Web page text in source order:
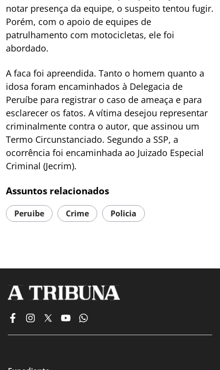
notar presença da equipe, o suspeito tentou fugir.
Porém, com o apoio de equipes de
patrulhamento com motocicletas, ele foi
abordado.
A faca foi apreendida. Tanto o homem quanto a
idosa foram encaminhados à Delegacia de
Peruíbe para registrar o caso de ameaça e para
esclarecer os fatos. A vítima desejou representar
criminalmente contra o autor, que assinou um
Termo Circunstanciado. Segundo a SSP, a
ocorrência foi encaminhada ao Juizado Especial
Criminal (Jecrim).
Assuntos relacionados
Peruibe Crime Policia